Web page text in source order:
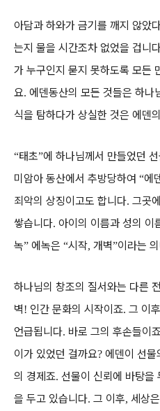
아담과 하와가 금기를 깨지 않았
는지 물을 시간조차 없었을 겁니
가 누구인지 묻지 못하도록 모든
요. 에덴동산의 모든 것들은 하나
식을 탐하다가 상실한 것은 에덴
“태초”에 하나님께서 만들었던
미암아 동산에서 추방당하여 “에
죄악의 상징이고도 합니다. 그곳
쌓습니다. 아이의 이름과 성의 이
녹” 에녹은 “시작, 개벽”이라는
하나님의 창조의 질서와는 다른
벽! 인간 문화의 시작이죠. 그 이
언급됩니다. 바로 그의 후손들이
이가 있었던 걸까요? 에덴이 선물
의 경제죠. 선물이 신뢰에 바탕을
을 두고 있습니다. 그 이후, 세상